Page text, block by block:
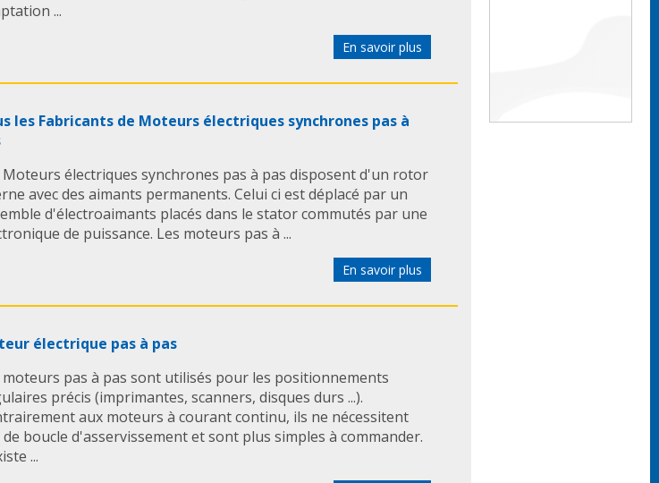
...
En savoir plus
les Fabricants de Moteurs électriques synchrones pas à
Moteurs électriques synchrones pas à pas disposent d'un rotor
avec des aimants permanents. Celui ci est déplacé par un
d'électroaimants placés dans le stator commutés par une
de puissance. Les moteurs pas à ...
En savoir plus
électrique pas à pas
moteurs pas à pas sont utilisés pour les positionnements
précis (imprimantes, scanners, disques durs ...).
aux moteurs à courant continu, ils ne nécessitent
de boucle d'asservissement et sont plus simples à commander.
...